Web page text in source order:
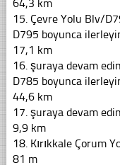
64,3 km
15. Çevre Yolu Blv/
D795 boyunca
17,1 km
16. şuraya devam
D785 boyunca
44,6 km
17. şuraya devam
9,9 km
18. Kırıkkale Çorum
81 m